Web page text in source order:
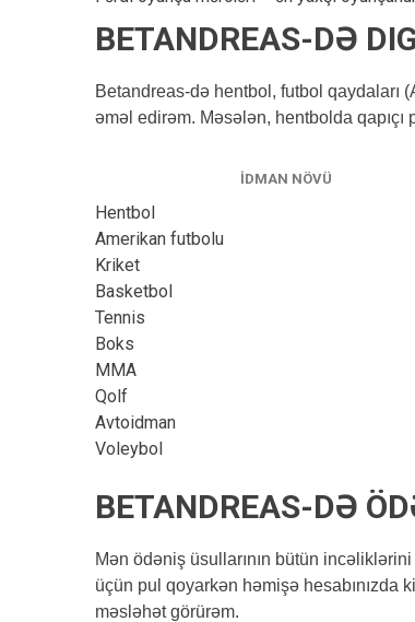
BETANDREAS-DƏ
Betandreas-də hentbol, futbol qaydaları
əməl edirəm. Məsələn, hentbolda
İDMAN NÖVÜ
Hentbol
Amerikan futbolu
Kriket
Basketbol
Tennis
Boks
MMA
Qolf
Avtoidman
Voleybol
BETANDREAS-DƏ
Mən ödəniş üsullarının bütün
üçün pul qoyarkən həmişə hesabınızda
məsləhət görürəm.